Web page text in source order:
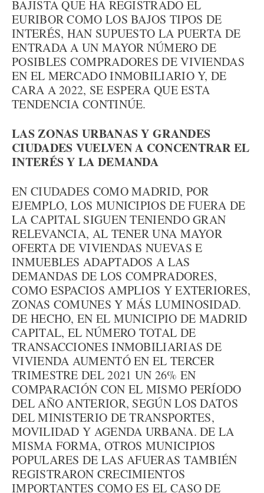
BAJISTA QUE HA REGISTRADO EL
EURIBOR COMO LOS BAJOS TIPOS DE
INTERÉS, HAN SUPUESTO LA PUERTA DE
ENTRADA A UN MAYOR NÚMERO DE
POSIBLES COMPRADORES DE VIVIENDAS
EN EL MERCADO INMOBILIARIO Y, DE
CARA A 2022, SE ESPERA QUE ESTA
TENDENCIA CONTINÚE.
LAS ZONAS URBANAS Y GRANDES
CIUDADES VUELVEN A CONCENTRAR EL
INTERÉS Y LA DEMANDA
EN CIUDADES COMO MADRID, POR
EJEMPLO, LOS MUNICIPIOS DE FUERA DE
LA CAPITAL SIGUEN TENIENDO GRAN
RELEVANCIA, AL TENER UNA MAYOR
OFERTA DE VIVIENDAS NUEVAS E
INMUEBLES ADAPTADOS A LAS
DEMANDAS DE LOS COMPRADORES,
COMO ESPACIOS AMPLIOS Y EXTERIORES,
ZONAS COMUNES Y MÁS LUMINOSIDAD.
DE HECHO, EN EL MUNICIPIO DE MADRID
CAPITAL, EL NÚMERO TOTAL DE
TRANSACCIONES INMOBILIARIAS DE
VIVIENDA AUMENTÓ EN EL TERCER
TRIMESTRE DEL 2021 UN 26% EN
COMPARACIÓN CON EL MISMO PERÍODO
DEL AÑO ANTERIOR, SEGÚN LOS DATOS
DEL MINISTERIO DE TRANSPORTES,
MOVILIDAD Y AGENDA URBANA. DE LA
MISMA FORMA, OTROS MUNICIPIOS
POPULARES DE LAS AFUERAS TAMBIÉN
REGISTRARON CRECIMIENTOS
IMPORTANTES COMO ES EL CASO DE